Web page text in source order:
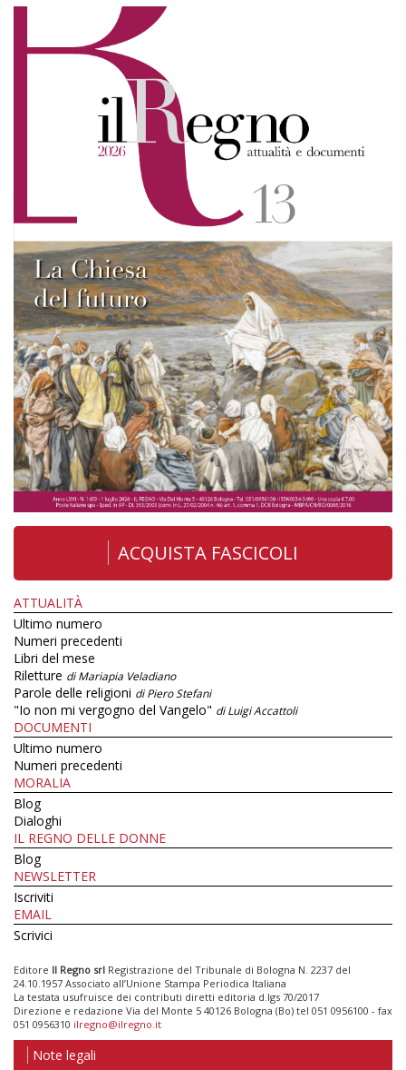
ACQUISTA FASCICOLI
ATTUALITÀ
Ultimo numero
Numeri precedenti
Libri del mese
Riletture di Mariapia Veladiano
Parole delle religioni di Piero Stefani
"Io non mi vergogno del Vangelo" di Luigi Accattoli
DOCUMENTI
Ultimo numero
Numeri precedenti
MORALIA
Blog
Dialoghi
IL REGNO DELLE DONNE
Blog
NEWSLETTER
Iscriviti
EMAIL
Scrivici
Editore Il Regno srl Registrazione del Tribunale di Bologna N. 2237 del
24.10.1957 Associato all’Unione Stampa Periodica Italiana
La testata usufruisce dei contributi diretti editoria d.lgs 70/2017
Direzione e redazione Via del Monte 5 40126 Bologna (Bo) tel 051 0956100 - fax
051 0956310 ilregno@ilregno.it
Note legali